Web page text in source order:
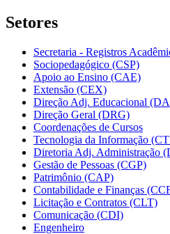
Setores
Secretaria - Registros
Sociopedagógico (CSP)
Apoio ao Ensino (CAE)
Extensão (CEX)
Direção Adj. Educacional
Direção Geral (DRG)
Coordenações de Cursos
Tecnologia da Informação
Diretoria Adj. Administração
Gestão de Pessoas (CGP)
Patrimônio (CAP)
Contabilidade e Finanças
Licitação e Contratos (CLT)
Comunicação (CDI)
Engenheiro